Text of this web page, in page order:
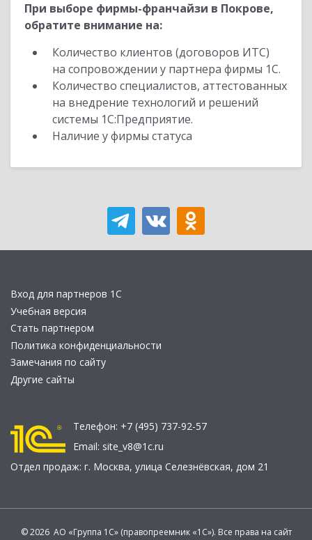
При выборе фирмы-франчайзи в Покрове,
обратите внимание на:
Количество клиентов (договоров ИТС)
на сопровождении у партнера фирмы 1С.
Количество специалистов, аттестованных
на внедрение технологий и решений
системы 1С:Предприятие.
Наличие у фирмы статуса
Вход для партнеров 1С
Учебная версия
Стать партнером
Политика конфиденциальности
Замечания по сайту
Другие сайты
Телефон: +7 (495) 737-92-57
Email: site_v8@1c.ru
Отдел продаж: г. Москва, улица Селезнёвская, дом 21
© 2026 АО «Группа 1С» (правопреемник «1С»). Все права на сайт